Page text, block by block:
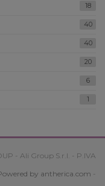
18
40
40
20
6
1
- Ali Group S.r.l. - P.IVA
by antherica.com -